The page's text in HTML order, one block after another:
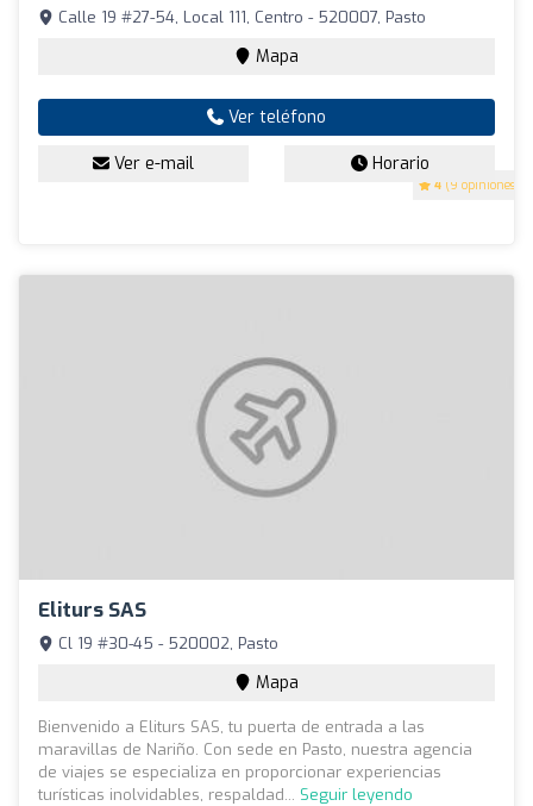
4 (9 opiniones)
Calle 19 #27-54, Local 111, Centro - 520007, Pasto
Mapa
Ver teléfono
Ver e-mail Horario
Eliturs SAS
Cl 19 #30-45 - 520002, Pasto
Mapa
Bienvenido a Eliturs SAS, tu puerta de entrada a las
maravillas de Nariño. Con sede en Pasto, nuestra agencia
de viajes se especializa en proporcionar experiencias
turísticas inolvidables, respaldad... Seguir leyendo